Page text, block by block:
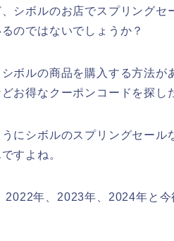
シボルのお店でスプリングセ
のではないでしょうか？
ボルの商品を購入する方法が
お得なクーポンコードを探し
にシボルのスプリングセール
すよね。
年、2023年、2024年と今